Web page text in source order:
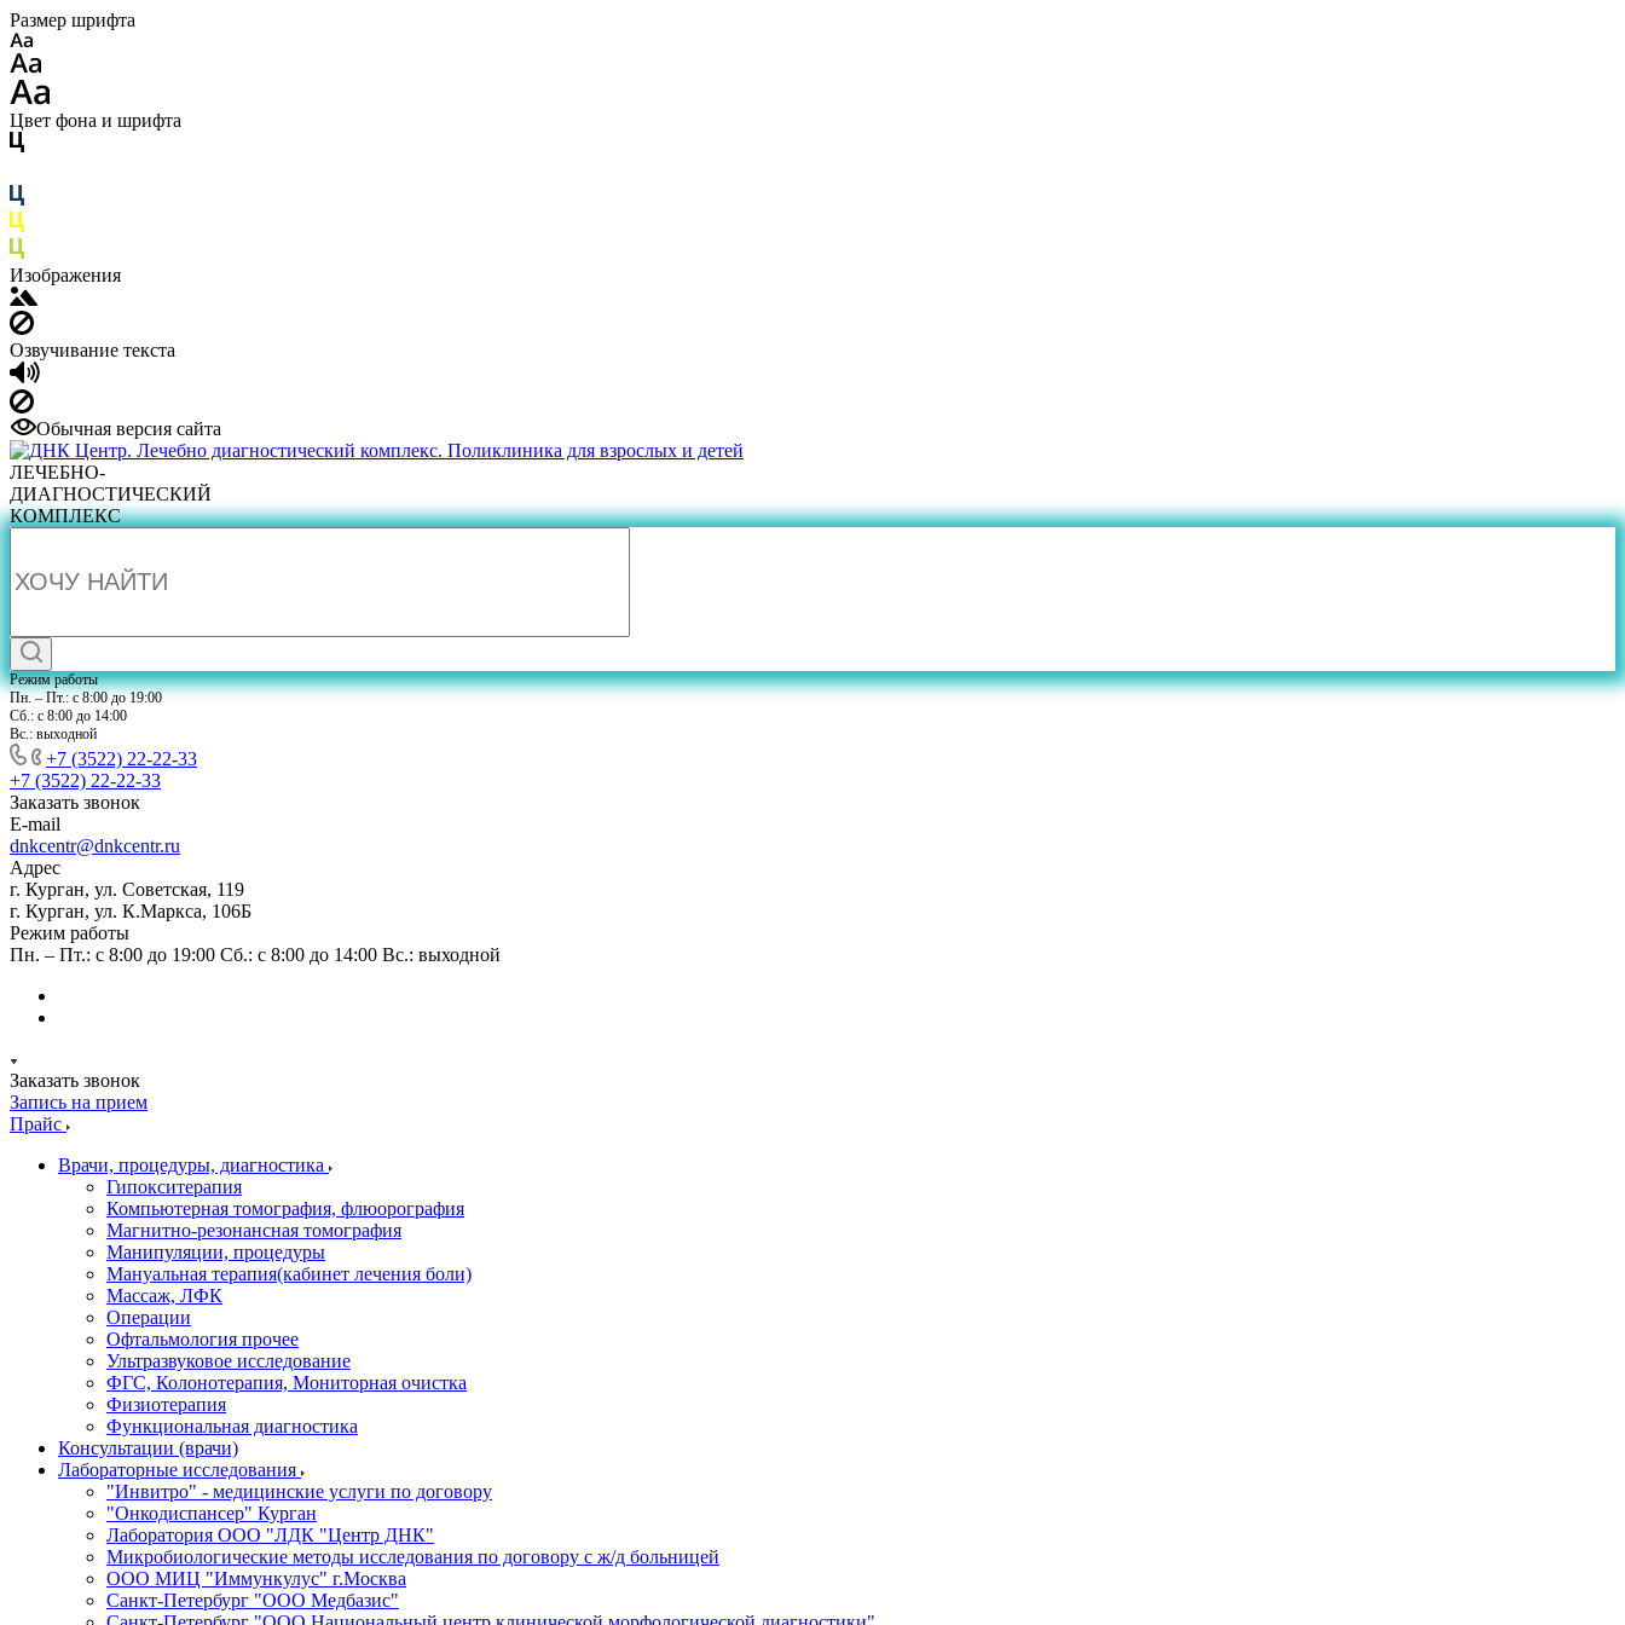
Размер шрифта
Цвет фона и шрифта
Изображения
Озвучивание текста
Обычная версия сайта
ЛЕЧЕБНО-
ДИАГНОСТИЧЕСКИЙ
КОМПЛЕКС
Режим работы
Пн. – Пт.: с 8:00 до 19:00
Сб.: с 8:00 до 14:00
Вс.: выходной
+7 (3522) 22-22-33
+7 (3522) 22-22-33
Заказать звонок
E-mail
dnkcentr@dnkcentr.ru
Адрес
г. Курган, ул. Советская, 119
г. Курган, ул. К.Маркса, 106Б
Режим работы
Пн. – Пт.: с 8:00 до 19:00 Сб.: с 8:00 до 14:00 Вс.: выходной
Заказать звонок
Запись на прием
Прайс
Врачи, процедуры, диагностика
Гипокситерапия
Компьютерная томография, флюорография
Магнитно-резонансная томография
Манипуляции, процедуры
Мануальная терапия(кабинет лечения боли)
Массаж, ЛФК
Операции
Офтальмология прочее
Ультразвуковое исследование
ФГС, Колонотерапия, Мониторная очистка
Физиотерапия
Функциональная диагностика
Консультации (врачи)
Лабораторные исследования
"Инвитро" - медицинские услуги по договору
"Онкодиспансер" Курган
Лаборатория ООО "ЛДК "Центр ДНК"
Микробиологические методы исследования по договору с ж/д больницей
ООО МИЦ "Иммункулус" г.Москва
Санкт-Петербург "ООО Медбазис"